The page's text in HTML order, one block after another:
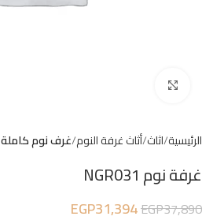
الرئيسية اثاث أثاث غرفة النوم غرف نوم كاملة
غرفة نوم NGR031
EGP37,890
EGP31,394